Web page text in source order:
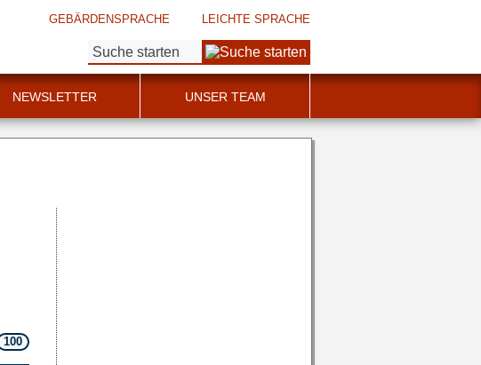
GEBÄRDENSPRACHE LEICHTE SPRACHE
Suche:
NEWSLETTER UNSER TEAM
100